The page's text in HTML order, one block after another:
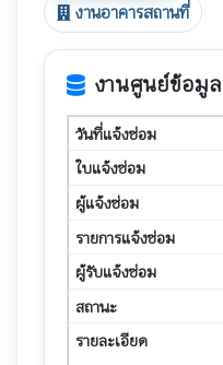
งานอาคารสถานที่
งานศูนย์ข้อมูล